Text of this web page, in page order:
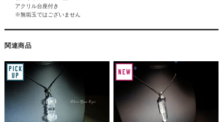
アクリル台座付き
※無垢玉ではございません
関連商品